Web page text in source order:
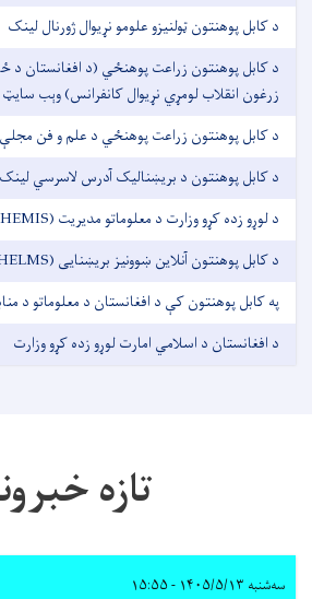
د کابل پوهنتون ټولنیزو علومو نړیوال ژورنال لینک
د کابل پوهنتون زراعت پوهنځي (د افغانستان د
زرغون انقلاب لومړي نړیوال کانفرانس) وېب
د کابل پوهنتون زراعت پوهنځي د علم و فن
د کابل پوهنتون د بریښنالیک آدرس لاسرسي لینک
د لوړو زده کړو وزارت د معلوماتو مدیریت (HEMIS) سیسټم
د کابل پوهنتون آنلاین ښوونيز بریښنایی (HELMS) سیسټم
په کابل پوهنتون کې د افغانستان د معلوماتو د
د افغانستان د اسلامي امارت لوړو زده کړو وزارت
تازه
سه‌شنبه ۱۴۰۵/۵/۱۳ - ۱۵:۵۵